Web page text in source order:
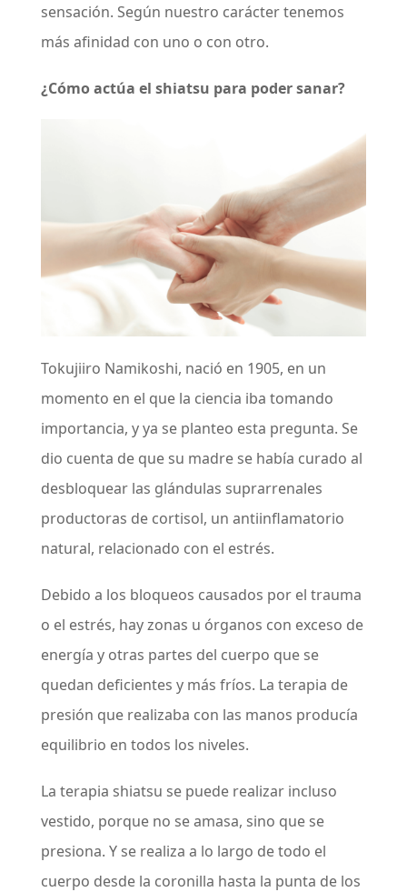
sensación. Según nuestro carácter tenemos
más afinidad con uno o con otro.
¿Cómo actúa el shiatsu para poder sanar?
Tokujiiro Namikoshi, nació en 1905, en un
momento en el que la ciencia iba tomando
importancia, y ya se planteo esta pregunta. Se
dio cuenta de que su madre se había curado al
desbloquear las glándulas suprarrenales
productoras de cortisol, un antiinflamatorio
natural, relacionado con el estrés.
Debido a los bloqueos causados por el trauma
o el estrés, hay zonas u órganos con exceso de
energía y otras partes del cuerpo que se
quedan deficientes y más fríos. La terapia de
presión que realizaba con las manos producía
equilibrio en todos los niveles.
La terapia shiatsu se puede realizar incluso
vestido, porque no se amasa, sino que se
presiona. Y se realiza a lo largo de todo el
cuerpo desde la coronilla hasta la punta de los